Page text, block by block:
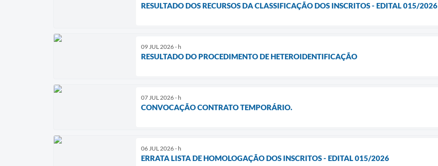
RESULTADO DOS RECURSOS DA CLASSIFICAÇÃO DOS INSCRITOS - EDITAL 015/2026
09 JUL 2026 - h
RESULTADO DO PROCEDIMENTO DE HETEROIDENTIFICAÇÃO
07 JUL 2026 - h
CONVOCAÇÃO CONTRATO TEMPORÁRIO.
06 JUL 2026 - h
ERRATA LISTA DE HOMOLOGAÇÃO DOS INSCRITOS - EDITAL 015/2026